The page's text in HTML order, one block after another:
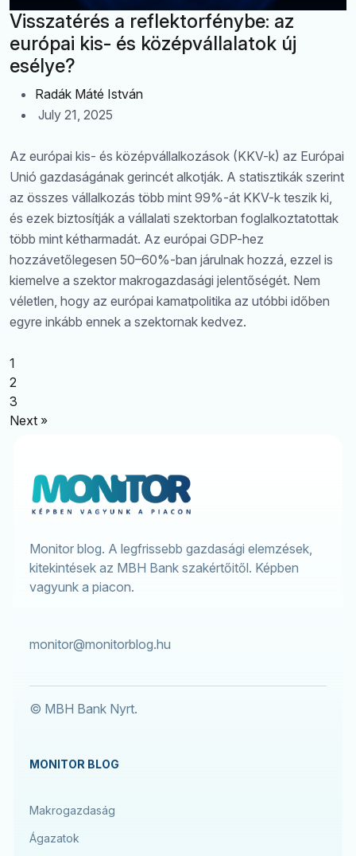
Visszatérés a reflektorfénybe: az
európai kis- és középvállalatok új
esélye?
Radák Máté István
July 21, 2025
Az európai kis- és középvállalkozások (KKV-k) az Európai
Unió gazdaságának gerincét alkotják. A statisztikák szerint
az összes vállalkozás több mint 99%-át KKV-k teszik ki,
és ezek biztosítják a vállalati szektorban foglalkoztatottak
több mint kétharmadát. Az európai GDP-hez
hozzávetőlegesen 50–60%-ban járulnak hozzá, ezzel is
kiemelve a szektor makrogazdasági jelentőségét. Nem
véletlen, hogy az európai kamatpolitika az utóbbi időben
egyre inkább ennek a szektornak kedvez.
1
2
3
Next »
Monitor blog. A legfrissebb gazdasági elemzések,
kitekintések az MBH Bank szakértőitől. Képben
vagyunk a piacon.
monitor@monitorblog.hu
© MBH Bank Nyrt.
MONITOR BLOG
Makrogazdaság
Ágazatok